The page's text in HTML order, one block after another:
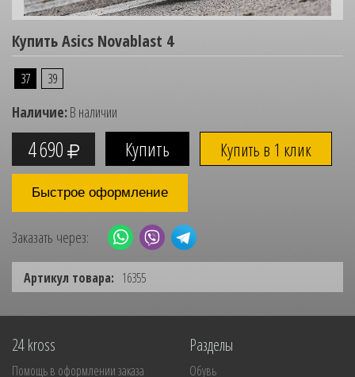
Купить Asics Novablast 4
37 39
Наличие:В наличии
4 690 Купить в 1 клик
Быстрое оформление
Заказать через:
Артикул товара: 16355
24 kross
Помощь в оформлении заказа
Разделы
Обувь